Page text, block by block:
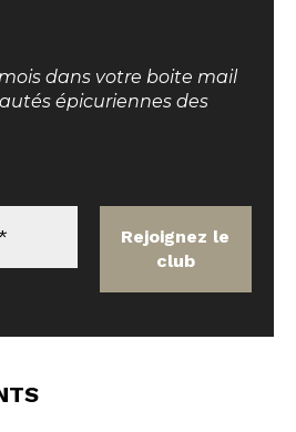
dans votre boite mail
épicuriennes des